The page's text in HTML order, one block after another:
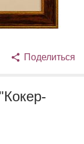
Поделиться